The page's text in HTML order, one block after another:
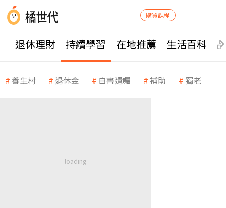
購買課程
退休理財 持續學習 在地推薦 生活百科
養生村 退休金 自書遺囑 補助 獨老